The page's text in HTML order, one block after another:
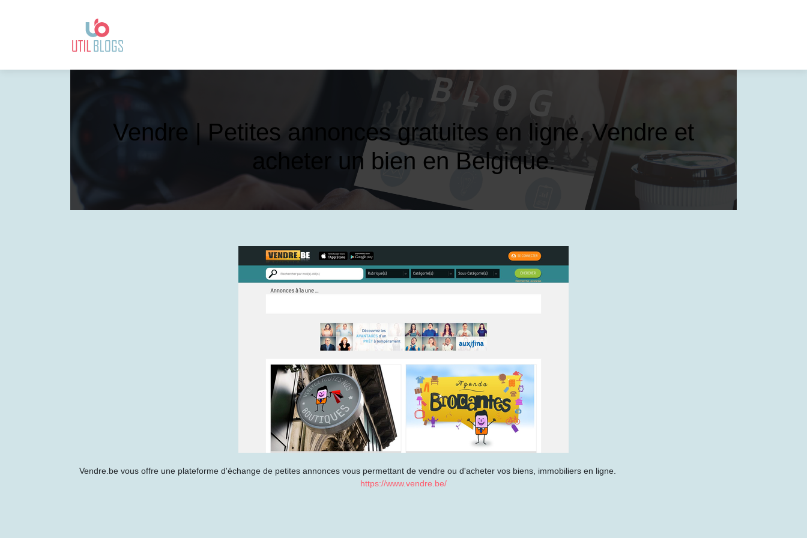
Vendre | Petites annonces gratuites en ligne. Vendre et
acheter un bien en Belgique.
Vendre.be vous offre une plateforme d'échange de petites annonces vous permettant de vendre ou d'acheter vos biens, immobiliers en ligne.
https://www.vendre.be/